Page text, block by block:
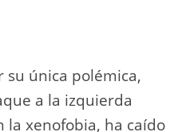
su única polémica,
a la izquierda
la xenofobia, ha caído